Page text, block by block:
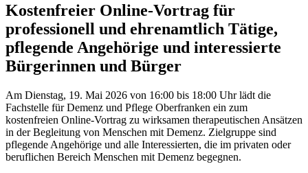
Kostenfreier Online-Vortrag für
professionell und ehrenamtlich Tätige,
pflegende Angehörige und interessierte
Bürgerinnen und Bürger
Am Dienstag, 19. Mai 2026 von 16:00 bis 18:00 Uhr lädt die
Fachstelle für Demenz und Pflege Oberfranken ein zum
kostenfreien Online-Vortrag zu wirksamen therapeutischen Ansätzen
in der Begleitung von Menschen mit Demenz. Zielgruppe sind
pflegende Angehörige und alle Interessierten, die im privaten oder
beruflichen Bereich Menschen mit Demenz begegnen.